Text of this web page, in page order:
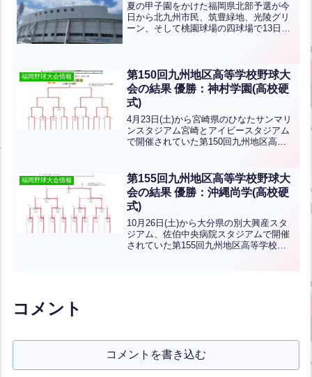
夏の甲子園をかけた福岡県北部予選が今
日から北九州市民、筑豊緑地、光陵グリ
ーン、そして桃園球場の四球場で13日ま
うになっています。各...全文はクリック
福岡野球大会情報
第150回九州地区高等学校野球大
会の結果 優勝：神村学園(高校硬
式)
4月23日(土)から宮崎県のひなたサンマリ
ンスタジアム宮崎とアイビースタジアム
で開催されていた第150回九州地区高等
ございます！！福岡県から西短大附、小
倉工業、九国大付...全文はクリック
福岡野球大会情報
第155回九州地区高等学校野球大
会の結果 優勝：沖縄尚学(高校硬
式)
10月26日(土)から大分県の別大興産スタ
ジアム、佐伯中央病院スタジアムで開催
されていた第155回九州地区高等学校野
コメント
コメントを書き込む